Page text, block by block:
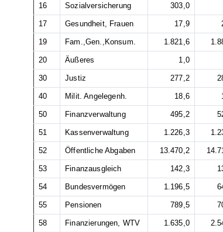
16 Sozialversicherung 303,0
17 Gesundheit, Frauen 17,9
19 Fam.,Gen.,Konsum. 1.821,6
20 Äußeres 1,0
30 Justiz 277,2
40 Milit. Angelegenh. 18,6
50 Finanzverwaltung 495,2
51 Kassenverwaltung 1.226,3
52 Öffentliche Abgaben 13.470,2
53 Finanzausgleich 142,3
54 Bundesvermögen 1.196,5
55 Pensionen 789,5
58 Finanzierungen, WTV 1.635,0